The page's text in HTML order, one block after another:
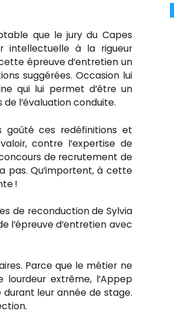
que le jury du Capes
intellectuelle à la rigueur
épreuve d’entretien un
suggérées. Occasion lui
qui lui permet d’être un
l’évaluation conduite.
goûté ces redéfinitions et
contre l’expertise de
de recrutement de
pas. Qu’importent, à cette
!
de reconduction de Sylvia
l’épreuve d’entretien avec
Parce que le métier ne
lourdeur extrême, l’Appep
leur année de stage.